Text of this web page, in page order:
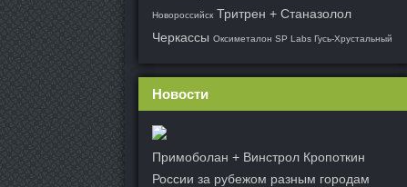
Новороссийск Тритрен + Станазолол
Черкассы Оксиметалон SP Labs Гусь-Хрустальный
Новости
Примоболан + Винстрол Кропоткин
России за рубежом разным городам